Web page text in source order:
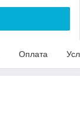
Оплата